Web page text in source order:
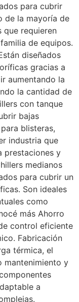
para cubrir
de la mayoría de
que requieren
de equipos.
diseñados
gracias a
aumentando la
la cantidad de
con tanque
bajas
blisteras,
industria que
prestaciones y
medianos
para cubrir un
Son ideales
como
más Ahorro
control eficiente
Fabricación
térmica, el
mantenimiento y
a